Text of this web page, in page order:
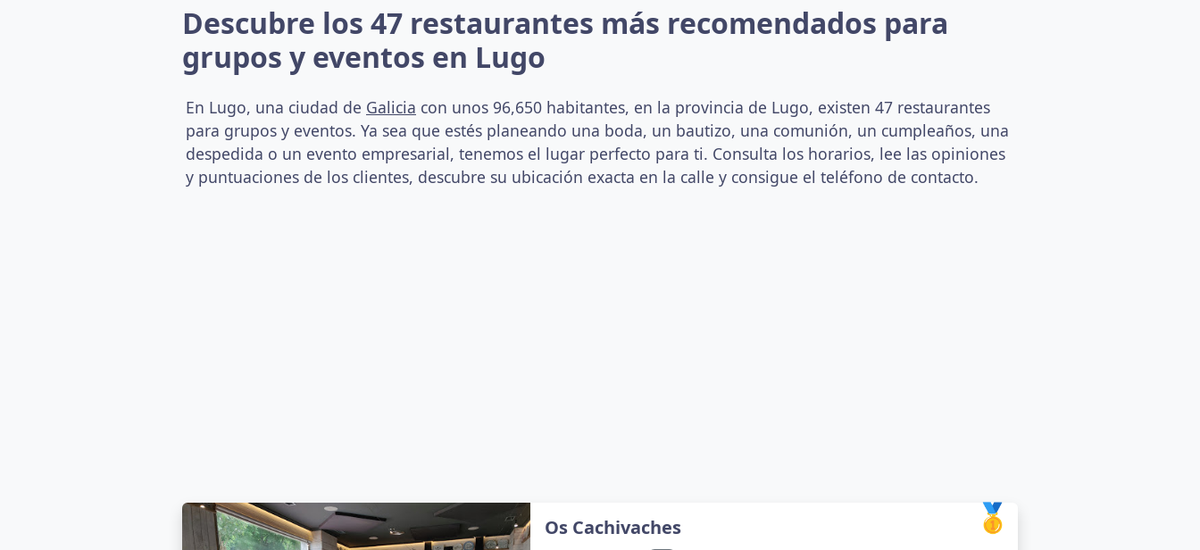
Descubre los 47 restaurantes más recomendados para
grupos y eventos en Lugo
En Lugo, una ciudad de Galicia con unos 96,650 habitantes, en la provincia de Lugo, existen 47 restaurantes
para grupos y eventos. Ya sea que estés planeando una boda, un bautizo, una comunión, un cumpleaños, una
despedida o un evento empresarial, tenemos el lugar perfecto para ti. Consulta los horarios, lee las opiniones
y puntuaciones de los clientes, descubre su ubicación exacta en la calle y consigue el teléfono de contacto.
🥇
Os Cachivaches